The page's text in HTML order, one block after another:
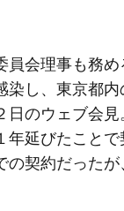
会理事も務
し、東京都
のウェブ会見
年延びたこと
契約だった